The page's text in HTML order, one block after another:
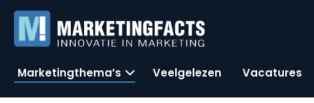
Marketingthema’s Veelgelezen Vacatures